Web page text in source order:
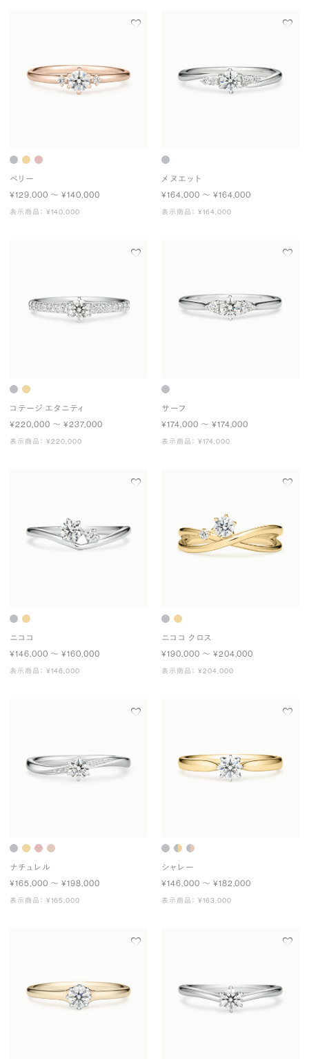
ベリー
¥129,000 〜 ¥140,000
表示商品： ¥140,000
メヌエット
¥164,000 〜 ¥164,000
表示商品： ¥164,000
コテージ エタニティ
¥220,000 〜 ¥237,000
表示商品： ¥220,000
サーフ
¥174,000 〜 ¥174,000
表示商品： ¥174,000
ニココ
¥146,000 〜 ¥160,000
表示商品： ¥146,000
ニココ クロス
¥190,000 〜 ¥204,000
表示商品： ¥204,000
ナチュレル
¥165,000 〜 ¥198,000
表示商品： ¥165,000
シャレー
¥146,000 〜 ¥182,000
表示商品： ¥163,000